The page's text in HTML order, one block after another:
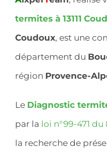
termites à 13111
Coudoux, est une
département du
région Provence-
Le Diagnostic
par la loi n°99-471 du
la recherche de